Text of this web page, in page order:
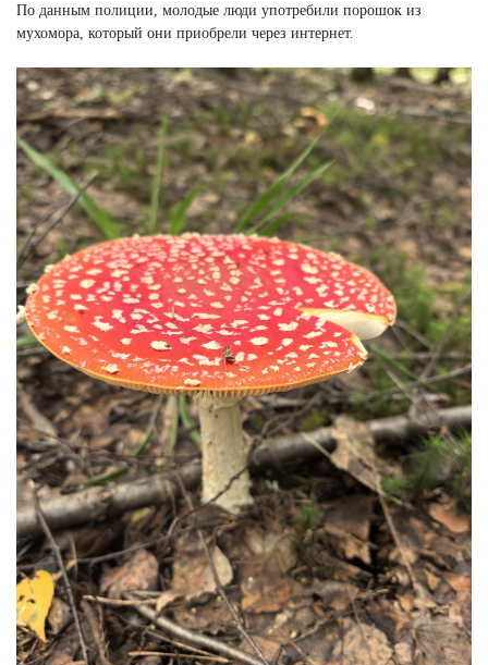
По данным полиции, молодые люди употребили порошок из
мухомора, который они приобрели через интернет.